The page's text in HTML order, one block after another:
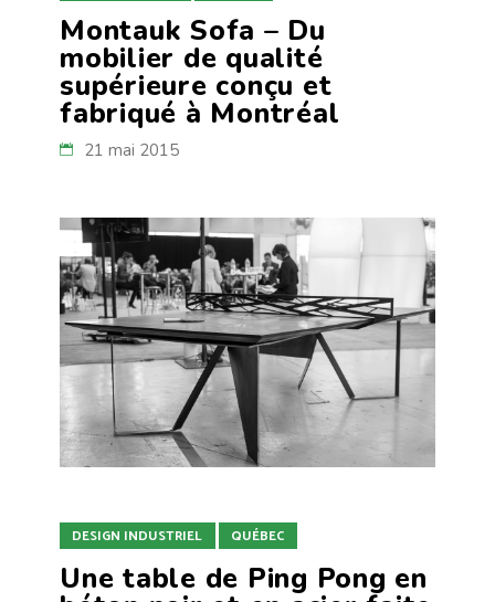
Montauk Sofa – Du
mobilier de qualité
supérieure conçu et
fabriqué à Montréal
21 mai 2015
DESIGN INDUSTRIEL QUÉBEC
Une table de Ping Pong en